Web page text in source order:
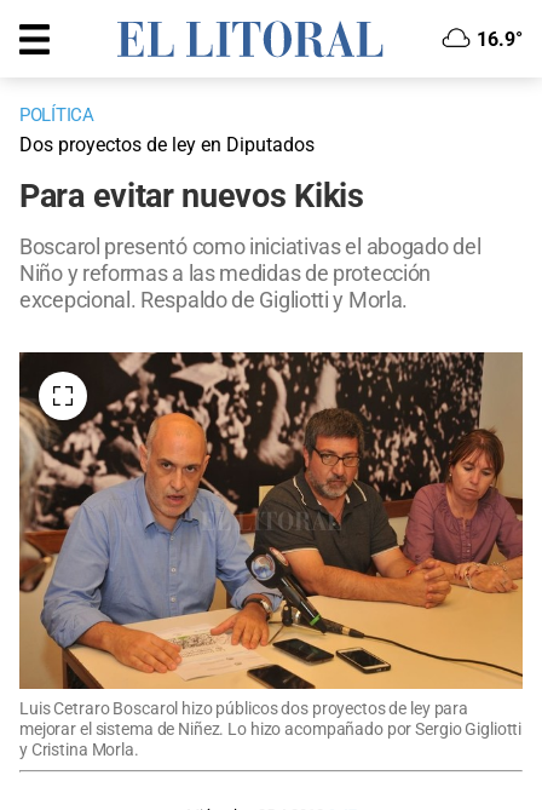
16.9°
POLÍTICA
Dos proyectos de ley en Diputados
Para evitar nuevos Kikis
Boscarol presentó como iniciativas el abogado del
Niño y reformas a las medidas de protección
excepcional. Respaldo de Gigliotti y Morla.
Luis Cetraro Boscarol hizo públicos dos proyectos de ley para
mejorar el sistema de Niñez. Lo hizo acompañado por Sergio Gigliotti
y Cristina Morla.